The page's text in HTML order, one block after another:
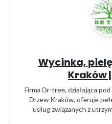
Wycinka,
Kraków
Firma Dr-tree, działająca
Drzew Kraków, oferuje
usług związanych z